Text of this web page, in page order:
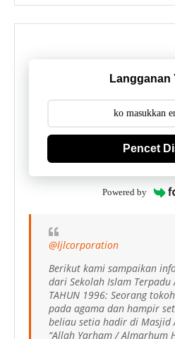
Langganan
Pencet
Powered by
@ljlcorporation
Berikut kami sampaikan
dari Sekolah Islam Terpadu
TAHUN 1996: Seorang
pada agama dan hampir
beliau setia hadir di Masjid
“Allah Yarham / Almarhum